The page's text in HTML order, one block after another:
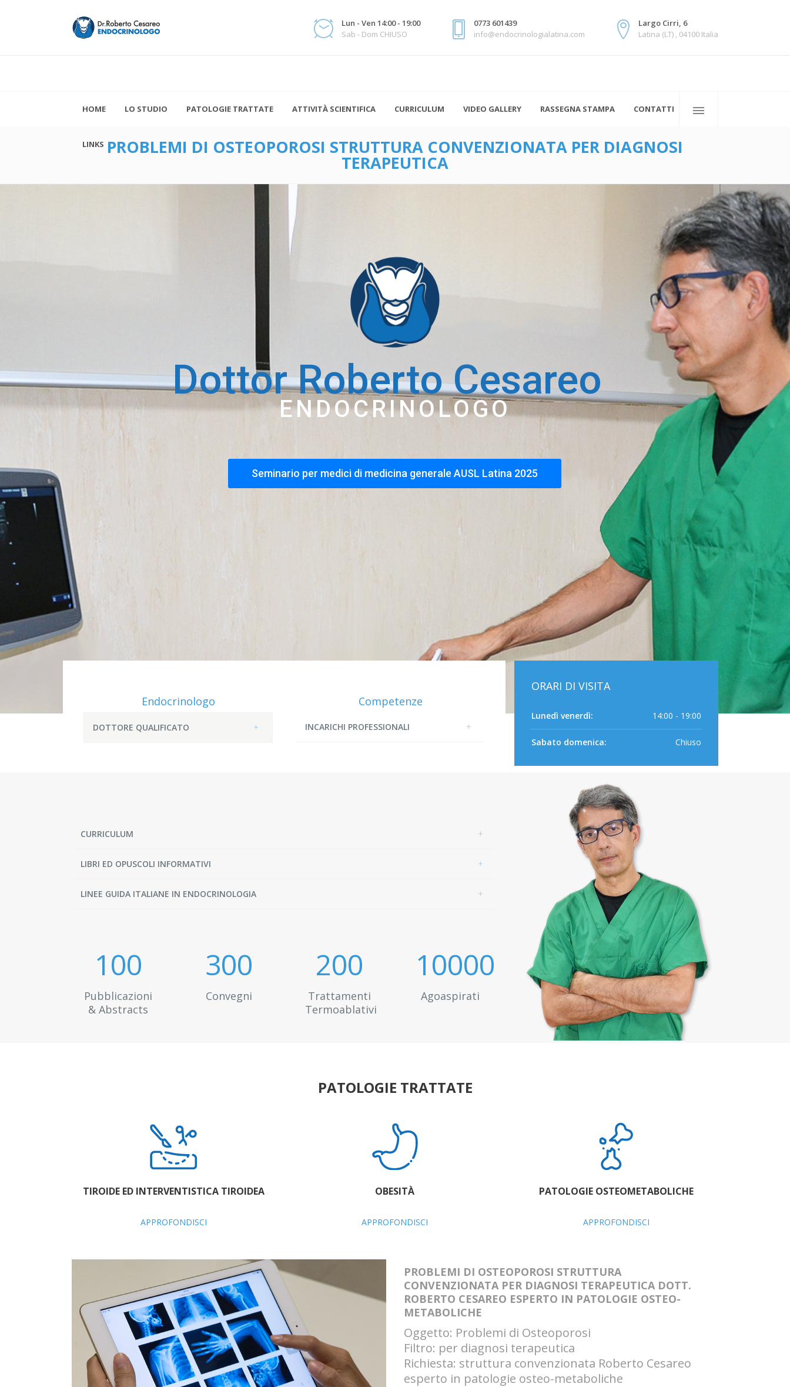
Lun - Ven 14:00 - 19:00
Sab - Dom CHIUSO
0773 601439
info@endocrinologialatina.com
Largo Cirri, 6
Latina (LT) , 04100 Italia
HOME LO STUDIO PATOLOGIE TRATTATE ATTIVITÀ SCIENTIFICA CURRICULUM VIDEO GALLERY RASSEGNA STAMPA CONTATTI
LINKS PROBLEMI DI OSTEOPOROSI STRUTTURA CONVENZIONATA PER DIAGNOSI
TERAPEUTICA
Dottor Roberto Cesareo
ENDOCRINOLOGO
Seminario per medici di medicina generale AUSL Latina 2025
Endocrinologo
DOTTORE QUALIFICATO
Competenze
INCARICHI PROFESSIONALI
ORARI DI VISITA
Lunedì venerdì: 14:00 - 19:00
Sabato domenica: Chiuso
CURRICULUM
LIBRI ED OPUSCOLI INFORMATIVI
LINEE GUIDA ITALIANE IN ENDOCRINOLOGIA
100
Pubblicazioni
& Abstracts
300
Convegni
200
Trattamenti
Termoablativi
10000
Agoaspirati
PATOLOGIE TRATTATE
TIROIDE ED INTERVENTISTICA TIROIDEA
APPROFONDISCI
OBESITÀ
APPROFONDISCI
PATOLOGIE OSTEOMETABOLICHE
APPROFONDISCI
PROBLEMI DI OSTEOPOROSI STRUTTURA
CONVENZIONATA PER DIAGNOSI TERAPEUTICA DOTT.
ROBERTO CESAREO ESPERTO IN PATOLOGIE OSTEO-
METABOLICHE
Oggetto: Problemi di Osteoporosi
Filtro: per diagnosi terapeutica
Richiesta: struttura convenzionata Roberto Cesareo
esperto in patologie osteo-metaboliche